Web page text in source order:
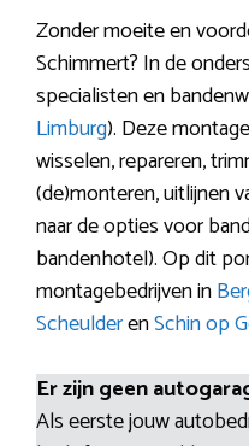
Zonder moeite en
Schimmert? In de
specialisten en
Limburg). Deze
wisselen, repareren,
(de)monteren, uitlijnen
naar de opties voor
bandenhotel). Op dit
montagebedrijven in
ScheulderenSchin op
Er zijn geen
Als eerste jouw